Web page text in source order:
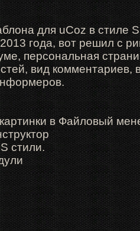
для uCoz в стиле
года, вот решил с
персональная
вид комментариев,
в Файловый
стили.